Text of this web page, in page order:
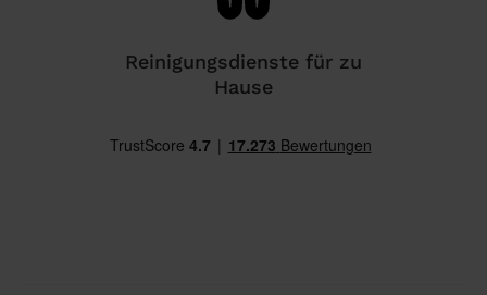
Reinigungsdienste für zu
Hause